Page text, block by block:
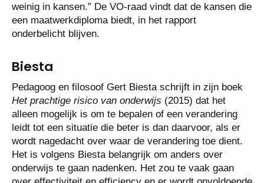
weinig in kansen.” De VO-raad vindt dat de kansen die
een maatwerkdiploma biedt, in het rapport
onderbelicht blijven.
Biesta
Pedagoog en filosoof Gert Biesta schrijft in zijn boek
Het prachtige risico van onderwijs (2015) dat het
alleen mogelijk is om te bepalen of een verandering
leidt tot een situatie die beter is dan daarvoor, als er
wordt nagedacht over waar de verandering toe dient.
Het is volgens Biesta belangrijk om anders over
onderwijs te gaan nadenken. Het zou te vaak gaan